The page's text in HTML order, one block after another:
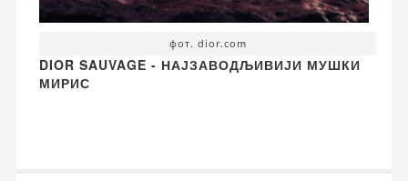
фот. dior.com
DIOR SAUVAGE - НАЈЗАВОДЉИВИЈИ МУШКИ
МИРИС